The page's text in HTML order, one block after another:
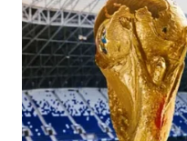
WN
NATUNA
WN
BINTAN